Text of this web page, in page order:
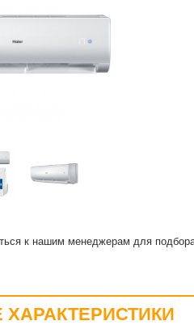
к нашим менеджерам для
ХАРАКТЕРИСТИКИ